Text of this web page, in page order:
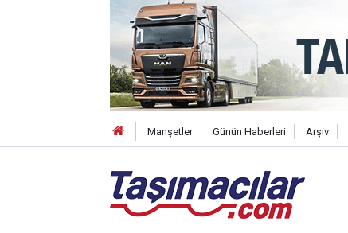
Manşetler Günün Haberleri Arşiv